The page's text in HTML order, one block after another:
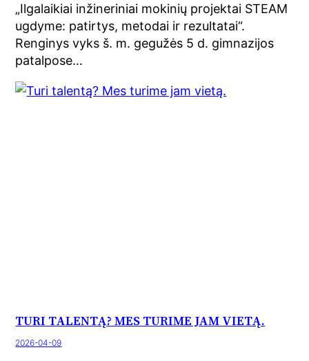
„Ilgalaikiai inžineriniai mokinių projektai STEAM
ugdyme: patirtys, metodai ir rezultatai“.
Renginys vyks š. m. gegužės 5 d. gimnazijos
patalpose…
TURI TALENTĄ? MES TURIME JAM VIETĄ.
2026-04-09